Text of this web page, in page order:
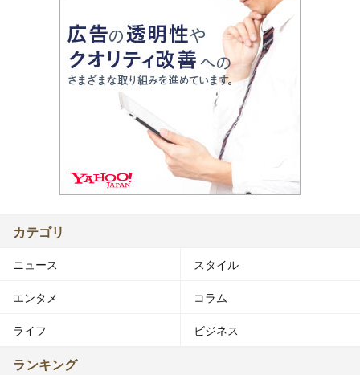
カテゴリ
ニュース スタイル
エンタメ コラム
ライフ ビジネス
ランキング